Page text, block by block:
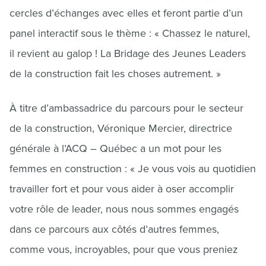
cercles d’échanges avec elles et feront partie d’un
panel interactif sous le thème : « Chassez le naturel,
il revient au galop ! La Bridage des Jeunes Leaders
de la construction fait les choses autrement. »
À titre d’ambassadrice du parcours pour le secteur
de la construction, Véronique Mercier, directrice
générale à l’ACQ – Québec a un mot pour les
femmes en construction : « Je vous vois au quotidien
travailler fort et pour vous aider à oser accomplir
votre rôle de leader, nous nous sommes engagés
dans ce parcours aux côtés d’autres femmes,
comme vous, incroyables, pour que vous preniez